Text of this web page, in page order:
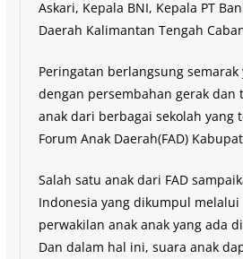
Askari, Kepala BNI, Kepala PT
Daerah Kalimantan Tengah
Peringatan berlangsung
dengan persembahan gerak dan
anak dari berbagai sekolah yang
Forum Anak Daerah(FAD)
Salah satu anak dari FAD
Indonesia yang dikumpul
perwakilan anak anak yang ada
Dan dalam hal ini, suara anak